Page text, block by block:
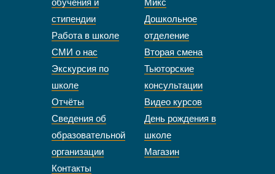
обучения и
стипендии
Работа в школе
СМИ о нас
Экскурсия по
школе
Отчёты
Сведения об
образовательной
организации
Контакты
Микс
Дошкольное
отделение
Вторая смена
Тьюторские
консультации
Видео курсов
День рождения в
школе
Магазин